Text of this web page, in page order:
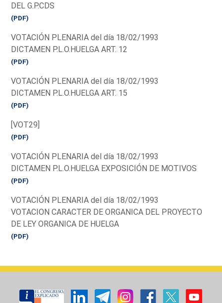
DEL G.P.CDS
(PDF)
VOTACIÓN PLENARIA del día 18/02/1993
DICTAMEN P.L.O.HUELGA ART. 12
(PDF)
VOTACIÓN PLENARIA del día 18/02/1993
DICTAMEN P.L.O.HUELGA ART. 15
(PDF)
[VOT29]
(PDF)
VOTACIÓN PLENARIA del día 18/02/1993
DICTAMEN P.L.O.HUELGA EXPOSICIÓN DE MOTIVOS
(PDF)
VOTACIÓN PLENARIA del día 18/02/1993
VOTACION CARACTER DE ORGANICA DEL PROYECTO
DE LEY ORGANICA DE HUELGA
(PDF)